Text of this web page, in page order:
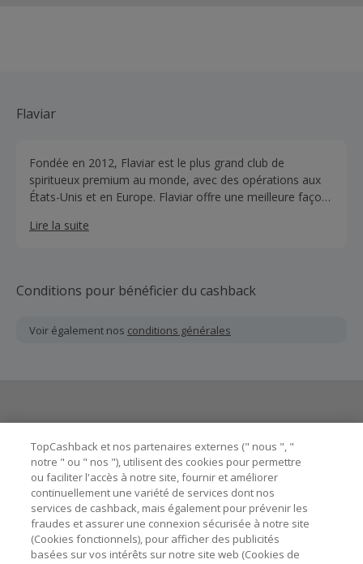
Flaviar
Fondée en 2012, Flaviar est le plus grand club de
spiritueux premium au monde, avec des opérations aux
États-Unis et en Europe. Flaviar offre une meilleure façon
Lire la suite
Conditions pour bénéficier du cashback
Voir également nos conditions générales
Astuces pour économiser
A propos de
TopCashback et nos partenaires externes (" nous ", "
notre " ou " nos "), utilisent des cookies pour permettre
ou faciliter l'accès à notre site, fournir et améliorer
continuellement une variété de services dont nos
services de cashback, mais également pour prévenir les
fraudes et assurer une connexion sécurisée à notre site
(Cookies fonctionnels), pour afficher des publicités
basées sur vos intérêts sur notre site web (Cookies de